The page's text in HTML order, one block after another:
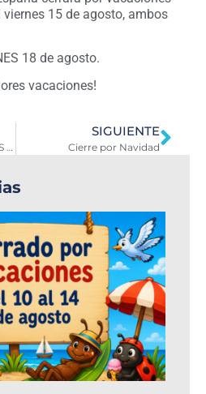
15 de agosto, ambos
18 de agosto.
vacaciones!
CIERRE POR VACACIONES DE VERANO
SIGUIENTE
Cierre por Navidad